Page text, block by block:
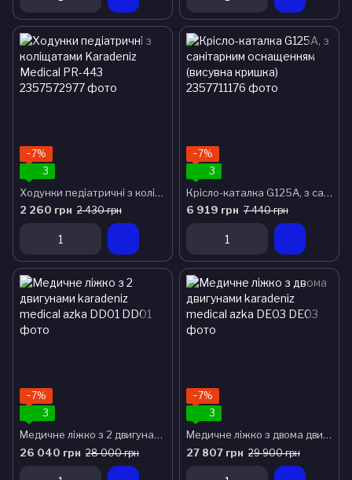
−7%
3
Ходунки педіатричні з коліщатами Karadeniz Medical PR-443
2 260 грн 2 430 грн
−7%
3
Крісло-каталка G125А, з санітарним оснащенням (висувна кришка)
6 919 грн 7 440 грн
−7%
3
Медичне ліжко з 2 двигунами karadeniz medical azka DD01
26 040 грн 28 000 грн
−7%
3
Медичне ліжко з двома двигунами karadeniz medical azka DE03
27 807 грн 29 900 грн